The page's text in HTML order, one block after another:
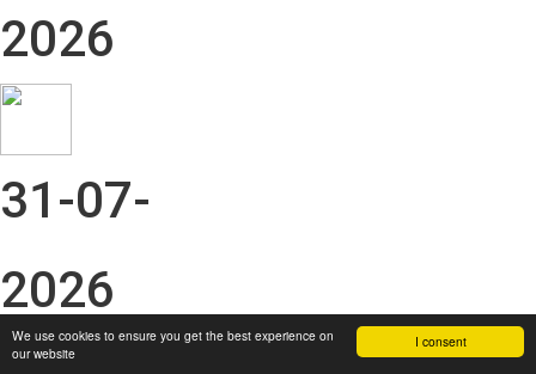
I consent
We use cookies to ensure you get the best experience on
our website
2026
31-07-
2026